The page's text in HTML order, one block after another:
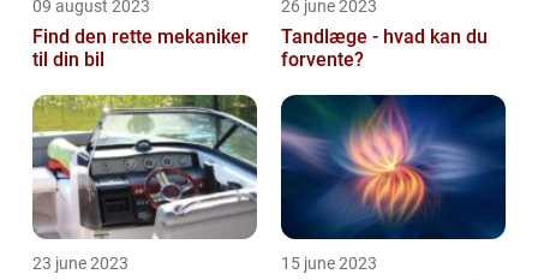
09 august 2023
Find den rette mekaniker
til din bil
26 june 2023
Tandlæge - hvad kan du
forvente?
23 june 2023 15 june 2023